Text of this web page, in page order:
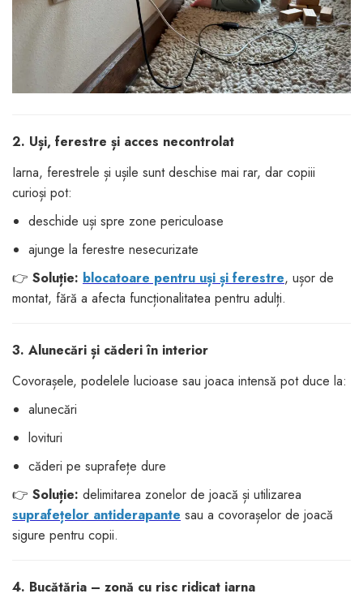
2. Uși, ferestre și acces necontrolat
Iarna, ferestrele și ușile sunt deschise mai rar, dar copiii
curioși pot:
deschide uși spre zone periculoase
ajunge la ferestre nesecurizate
👉 Soluție: blocatoare pentru uși și ferestre, ușor de
montat, fără a afecta funcționalitatea pentru adulți.
3. Alunecări și căderi în interior
Covorașele, podelele lucioase sau joaca intensă pot duce la:
alunecări
lovituri
căderi pe suprafețe dure
👉 Soluție: delimitarea zonelor de joacă și utilizarea
suprafețelor antiderapante sau a covorașelor de joacă
sigure pentru copii.
4. Bucătăria – zonă cu risc ridicat iarna